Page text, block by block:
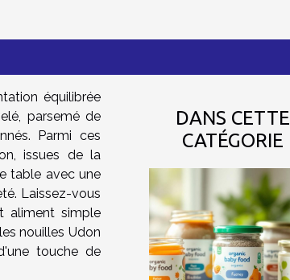
équilibrée
parsemé de
Parmi ces
issues de la
table avec une
Laissez-vous
aliment simple
nouilles Udon
touche de
DANS CETTE
CATÉGORIE